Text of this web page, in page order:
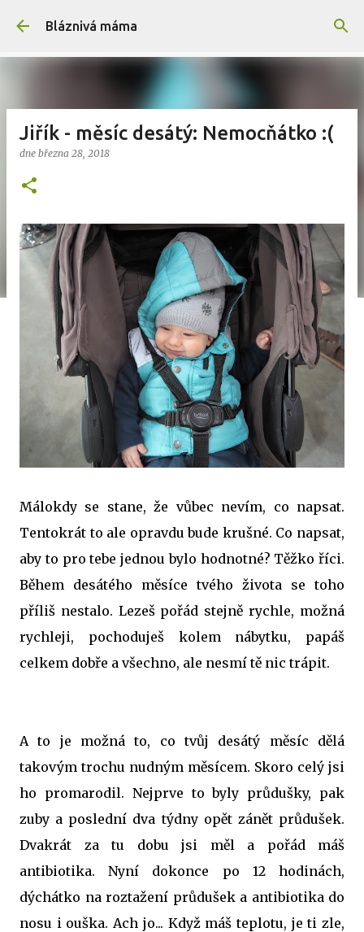
Přeskočit na hlavní obsah
Bláznivá máma
Jiřík - měsíc desátý: Nemocňátko :(
dne března 28, 2018
Málokdy se stane, že vůbec nevím, co napsat.
Tentokrát to ale opravdu bude krušné. Co napsat,
aby to pro tebe jednou bylo hodnotné? Těžko říci.
Během desátého měsíce tvého života se toho
příliš nestalo. Lezeš pořád stejně rychle, možná
rychleji, pochoduješ kolem nábytku, papáš
celkem dobře a všechno, ale nesmí tě nic trápit.
A to je možná to, co tvůj desátý měsíc dělá
takovým trochu nudným měsícem. Skoro celý jsi
ho promarodil. Nejprve to byly průdušky, pak
zuby a poslední dva týdny opět zánět průdušek.
Dvakrát za tu dobu jsi měl a pořád máš
antibiotika. Nyní dokonce po 12 hodinách,
dýchátko na roztažení průdušek a antibiotika do
nosu i ouška. Ach jo... Když máš teplotu, je ti zle,